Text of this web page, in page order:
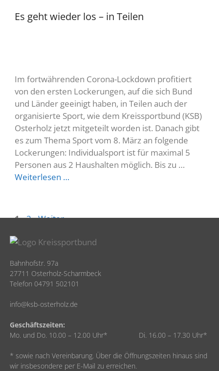
Es geht wieder los – in Teilen
Im fortwährenden Corona-Lockdown profitiert
von den ersten Lockerungen, auf die sich Bund
und Länder geeinigt haben, in Teilen auch der
organisierte Sport, wie dem Kreissportbund (KSB)
Osterholz jetzt mitgeteilt worden ist. Danach gibt
es zum Thema Sport vom 8. März an folgende
Lockerungen: Individualsport ist für maximal 5
Personen aus 2 Haushalten möglich. Bis zu …
Weiterlesen …
1 2 Weiter→
Bahnhofstr. 97a
27711 Osterholz-Scharmbeck
Telefon 04791 502101
info@ksb-osterholz.de
Geschäftszeiten:
Mo. und Do. 10.00 – 12.00 Uhr* Di. 16.00 – 17.30 Uhr*
* sowie nach Vereinbarung. Über die Öffnungszeiten hinaus sind
wir insbesondere per E-Mail zu erreichen.